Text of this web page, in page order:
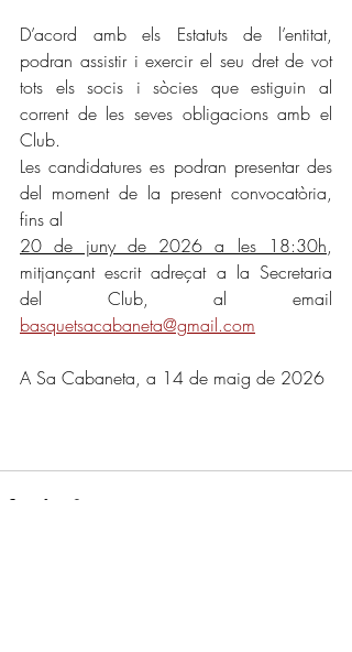
D’acord amb els Estatuts de l’entitat,
podran assistir i exercir el seu dret de vot
tots els socis i sòcies que estiguin al
corrent de les seves obligacions amb el
Club.
Les candidatures es podran presentar des
del moment de la present convocatòria,
fins al
20 de juny de 2026 a les 18:30h,
mitjançant escrit adreçat a la Secretaria
basquetsacabaneta@gmail.com
A Sa Cabaneta, a 14 de maig de 2026